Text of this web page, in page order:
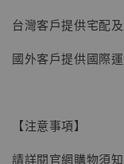
台灣客戶提供宅配
國外客戶提供國際
【注意事項】
請詳閱官網購物須